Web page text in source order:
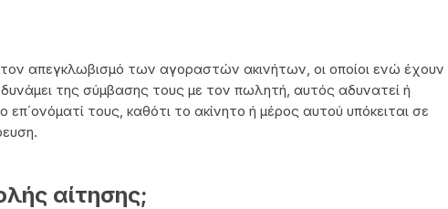
τον απεγκλωβισμό των αγοραστών ακινήτων, οι οποίοι ενώ έχουν
της σύμβασης τους με τον πωλητή, αυτός αδυνατεί ή
επ΄ονόματί τους, καθότι το ακίνητο ή μέρος αυτού υπόκειται σε
αίτησης;